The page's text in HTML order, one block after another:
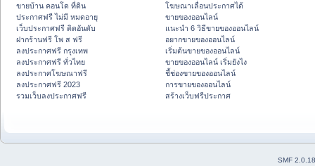
ขายบ้าน คอนโด ที่ดิน
ประกาศฟรี ไม่มี หมดอายุ
เว็บประกาศฟรี ติดอันดับ
ฝากร้านฟรี โพ ส ฟรี
ลงประกาศฟรี กรุงเทพ
ลงประกาศฟรี ทั่วไทย
ลงประกาศโฆษณาฟรี
ลงประกาศฟรี 2023
รวมเว็บลงประกาศฟรี
โฆษณาเลื่อนประกาศได้
ขายของออนไลน์
แนะนำ 6 วิธีขายของออนไลน์
อยากขายของออนไลน์
เริ่มต้นขายของออนไลน์
ขายของออนไลน์ เริ่มยังไง
ชี้ช่องขายของออนไลน์
การขายของออนไลน์
สร้างเว็บฟรีประกาศ
SMF 2.0.18